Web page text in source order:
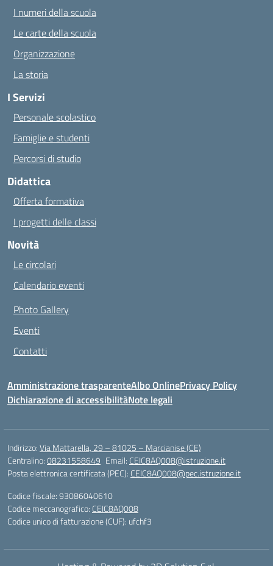
I numeri della scuola
Le carte della scuola
Organizzazione
La storia
I Servizi
Personale scolastico
Famiglie e studenti
Percorsi di studio
Didattica
Offerta formativa
I progetti delle classi
Novità
Le circolari
Calendario eventi
Photo Gallery
Eventi
Contatti
Amministrazione trasparenteAlbo OnlinePrivacy Policy
Dichiarazione di accessibilitàNote legali
Indirizzo:Via Mattarella, 29 – 81025 – Marcianise (CE)
Centralino:08231558649 Email: CEIC8AQ008@istruzione.it
Posta elettronica certificata (PEC): CEIC8AQ008@pec.istruzione.it
Codice fiscale: 93086040610
Codice meccanografico: CEIC8AQ008
Codice unico di fatturazione (CUF): ufchf3